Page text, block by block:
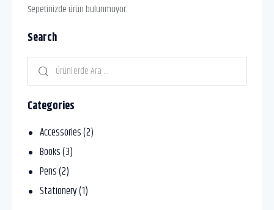
Sepetinizde ürün bulunmuyor.
Search
Categories
Accessories(2)
Books(3)
Pens(2)
Stationery(1)